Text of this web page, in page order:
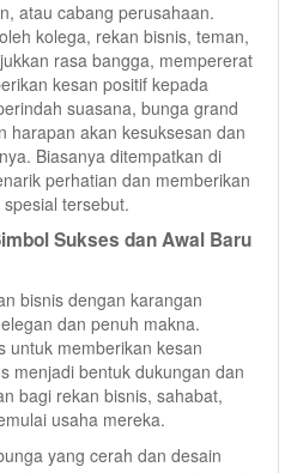
atau cabang perusahaan.
kolega, rekan bisnis, teman,
rasa bangga, mempererat
kesan positif kepada
suasana, bunga grand
harapan akan kesuksesan dan
Biasanya ditempatkan di
perhatian dan memberikan
tersebut.
Sukses dan Awal Baru
bisnis dengan karangan
dan penuh makna.
untuk memberikan kesan
menjadi bentuk dukungan dan
bagi rekan bisnis, sahabat,
usaha mereka.
yang cerah dan desain